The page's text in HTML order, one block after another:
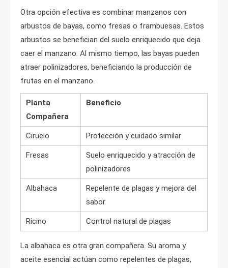
Otra opción efectiva es combinar manzanos con
arbustos de bayas, como fresas o frambuesas. Estos
arbustos se benefician del suelo enriquecido que deja
caer el manzano. Al mismo tiempo, las bayas pueden
atraer polinizadores, beneficiando la producción de
frutas en el manzano.
Planta
Compañera
Beneficio
Ciruelo Protección y cuidado similar
Fresas
Suelo enriquecido y atracción de
polinizadores
Albahaca
Repelente de plagas y mejora del
sabor
Ricino Control natural de plagas
La albahaca es otra gran compañera. Su aroma y
aceite esencial actúan como repelentes de plagas,